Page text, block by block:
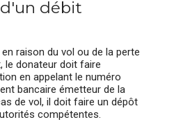
débit
raison du vol ou de la perte
le donateur doit faire
en appelant le numéro
bancaire émetteur de la
de vol, il doit faire un dépôt
compétentes.